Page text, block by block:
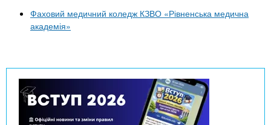
Фаховий медичний коледж КЗВО «Рівненська медична
академія»